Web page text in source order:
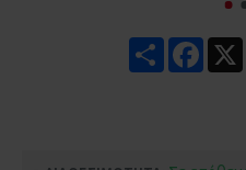
Share